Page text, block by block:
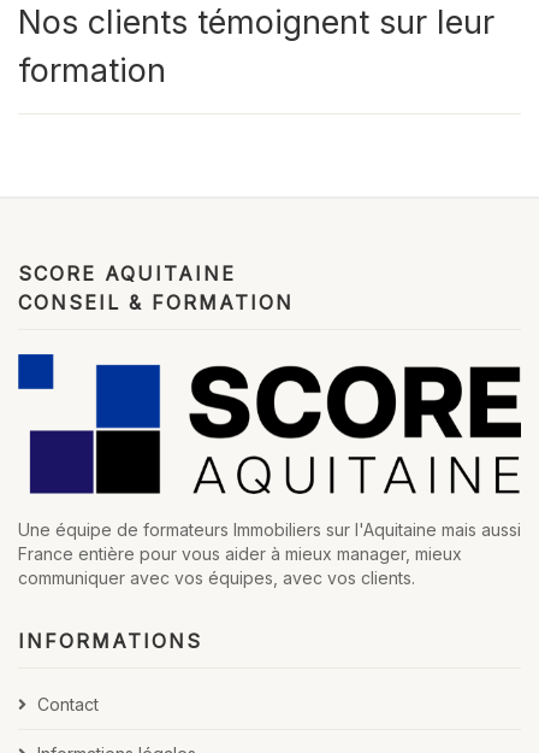
Nos clients témoignent sur leur
formation
SCORE AQUITAINE
CONSEIL & FORMATION
Une équipe de formateurs Immobiliers sur l'Aquitaine mais aussi
France entière pour vous aider à mieux manager, mieux
communiquer avec vos équipes, avec vos clients.
INFORMATIONS
Contact